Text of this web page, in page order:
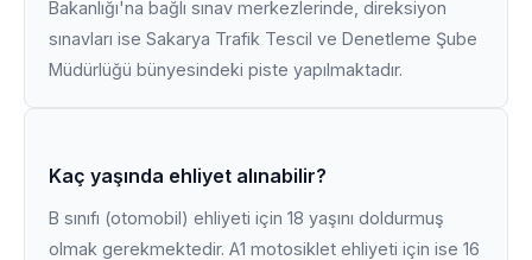
Bakanlığı'na bağlı sınav merkezlerinde, direksiyon
sınavları ise Sakarya Trafik Tescil ve Denetleme Şube
Müdürlüğü bünyesindeki piste yapılmaktadır.
Kaç yaşında ehliyet alınabilir?
B sınıfı (otomobil) ehliyeti için 18 yaşını doldurmuş
olmak gerekmektedir. A1 motosiklet ehliyeti için ise 16